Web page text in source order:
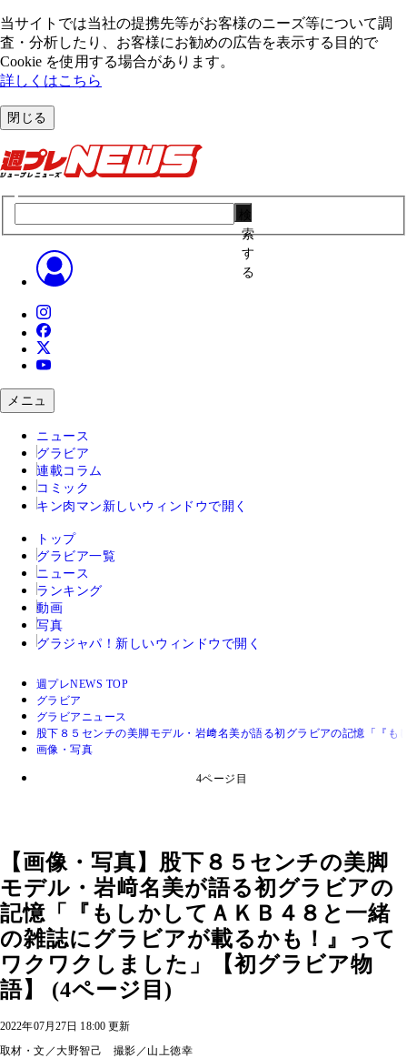
当サイトでは当社の提携先等がお客様のニーズ等について調
査・分析したり、お客様にお勧めの広告を表⽰する⽬的で
Cookie を使⽤する場合があります。
詳しくはこちら
閉じる
索
す
る
メニュ
ニュース
グラビア
連載コラム
コミック
キン肉マン 新しいウィンドウで開く
トップ
グラビア一覧
ニュース
ランキング
動画
写真
グラジャパ！ 新しいウィンドウで開く
週プレNEWS TOP
グラビア
グラビアニュース
股下８５センチの美脚モデル・岩﨑名美が語る初グラビアの記憶「『
画像・写真
4ページ目
【画像・写真】股下８５センチの美脚
モデル・岩﨑名美が語る初グラビアの
記憶「『もしかしてＡＫＢ４８と一緒
の雑誌にグラビアが載るかも！』って
ワクワクしました」【初グラビア物
語】 (4ページ目)
2022年07月27日 18:00 更新
取材・文／大野智己 撮影／山上徳幸